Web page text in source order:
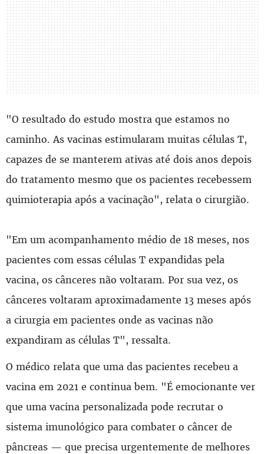
"O resultado do estudo mostra que estamos no
caminho. As vacinas estimularam muitas células T,
capazes de se manterem ativas até dois anos depois
do tratamento mesmo que os pacientes recebessem
quimioterapia após a vacinação", relata o cirurgião.
"Em um acompanhamento médio de 18 meses, nos
pacientes com essas células T expandidas pela
vacina, os cânceres não voltaram. Por sua vez, os
cânceres voltaram aproximadamente 13 meses após
a cirurgia em pacientes onde as vacinas não
expandiram as células T", ressalta.
O médico relata que uma das pacientes recebeu a
vacina em 2021 e continua bem. "É emocionante ver
que uma vacina personalizada pode recrutar o
sistema imunológico para combater o câncer de
pâncreas — que precisa urgentemente de melhores